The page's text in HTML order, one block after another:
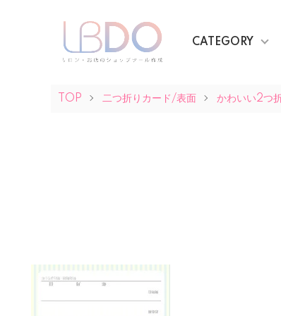
CATEGORY
TOP 二つ折りカード/表面 かわいい2つ